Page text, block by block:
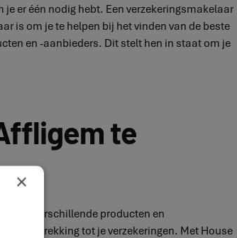
er één nodig hebt. Een verzekeringsmakelaar
is om je te helpen bij het vinden van de beste
en -aanbieders. Dit stelt hen in staat om je
te
de verschillende producten en
betrekking tot je verzekeringen. Met House
×